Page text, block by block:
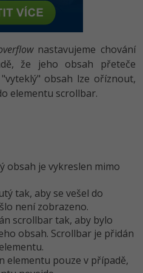
SEO
aplikací
-30%
nastavujeme chování
že jeho obsah přeteče
obsah lze oříznout,
elementu scrollbar.
obsah je vykreslen mimo
tak, aby se vešel do
není zobrazeno.
scrollbar tak, aby bylo
obsah. Scrollbar je přidán
elementu pouze v případě,